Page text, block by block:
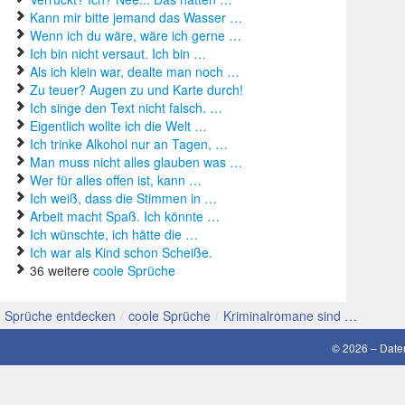
Kann mir bitte jemand das Wasser …
Wenn ich du wäre, wäre ich gerne …
Ich bin nicht versaut. Ich bin …
Als ich klein war, dealte man noch …
Zu teuer? Augen zu und Karte durch!
Ich singe den Text nicht falsch. …
Eigentlich wollte ich die Welt …
Ich trinke Alkohol nur an Tagen, …
Man muss nicht alles glauben was …
Wer für alles offen ist, kann …
Ich weiß, dass die Stimmen in …
Arbeit macht Spaß. Ich könnte …
Ich wünschte, ich hätte die …
Ich war als Kind schon Scheiße.
36 weitere coole Sprüche
Sprüche entdecken / coole Sprüche / Kriminalromane sind …
© 2026 –